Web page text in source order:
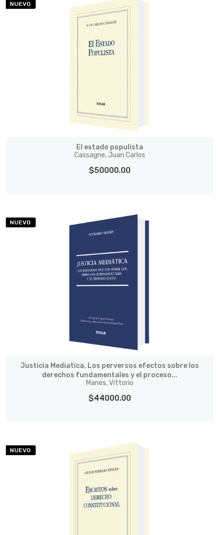
NUEVO
El estado populista
Cassagne, Juan Carlos
$50000.00
NUEVO
Justicia Mediatica, Los perversos efectos sobre los
derechos fundamentales y el proceso...
Manes, Vittorio
$44000.00
NUEVO